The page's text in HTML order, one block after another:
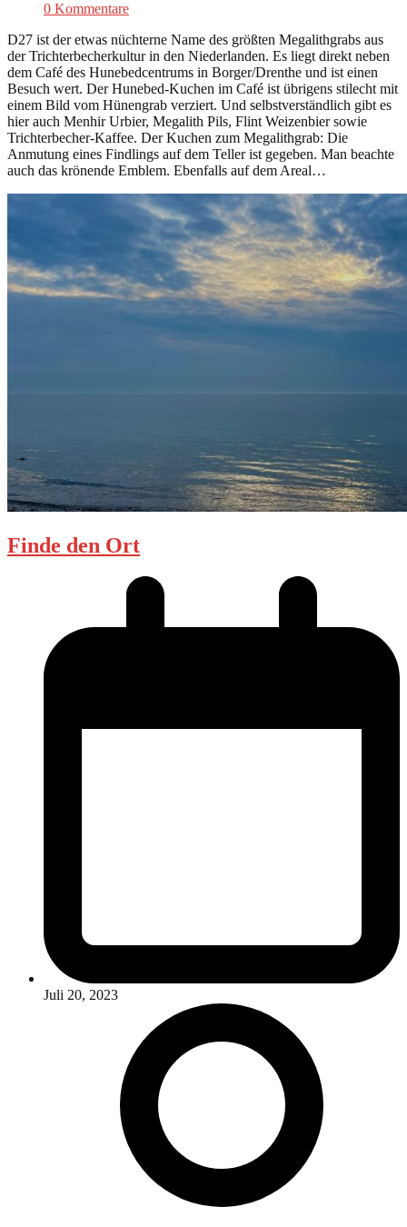
0 Kommentare
D27 ist der etwas nüchterne Name des größten Megalithgrabs aus
der Trichterbecherkultur in den Niederlanden. Es liegt direkt neben
dem Café des Hunebedcentrums in Borger/Drenthe und ist einen
Besuch wert. Der Hunebed-Kuchen im Café ist übrigens stilecht mit
einem Bild vom Hünengrab verziert. Und selbstverständlich gibt es
hier auch Menhir Urbier, Megalith Pils, Flint Weizenbier sowie
Trichterbecher-Kaffee. Der Kuchen zum Megalithgrab: Die
Anmutung eines Findlings auf dem Teller ist gegeben. Man beachte
auch das krönende Emblem. Ebenfalls auf dem Areal…
Finde den Ort
Juli 20, 2023